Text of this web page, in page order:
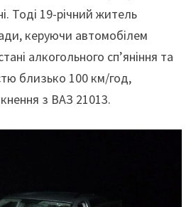
Тоді 19-річний житель
керуючи автомобілем
алкогольного сп’яніння та
близько 100 км/год,
з ВАЗ 21013.